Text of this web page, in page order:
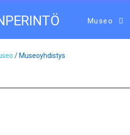
Museo
/ Museoyhdistys